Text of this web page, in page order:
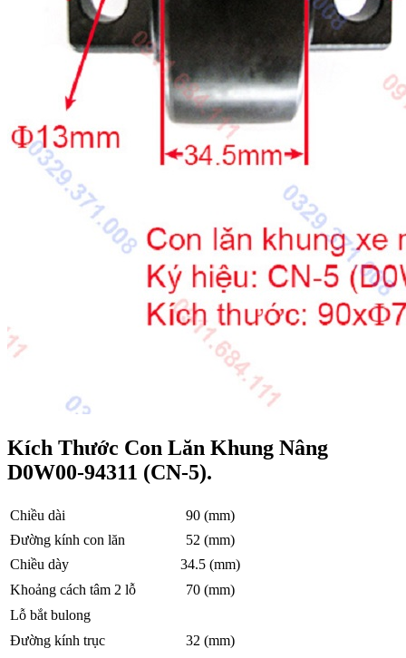
Kích Thước Con Lăn Khung Nâng
D0W00-94311 (CN-5).
Chiều dài
90 (mm)
Đường kính con lăn
52 (mm)
Chiều dày
34.5 (mm)
Khoảng cách tâm 2 lỗ
70 (mm)
Lỗ bắt bulong
Đường kính trục
32 (mm)